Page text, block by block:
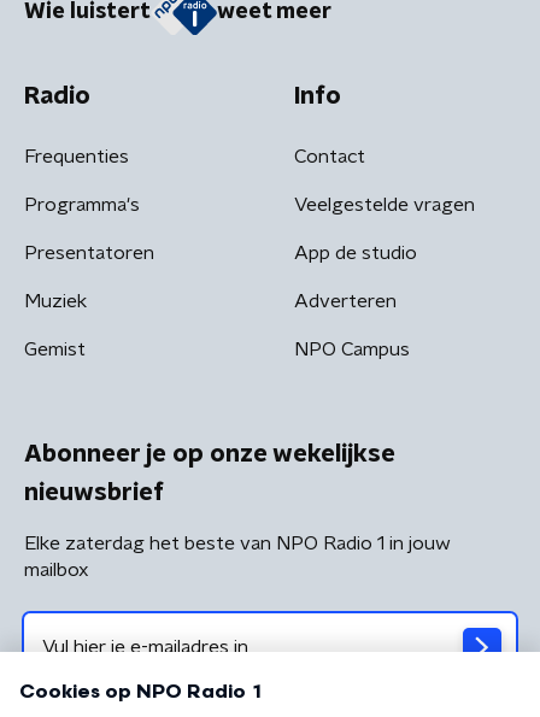
Wie luistert weet meer
Radio
Frequenties
Programma's
Presentatoren
Muziek
Gemist
Info
Contact
Veelgestelde vragen
App de studio
Adverteren
NPO Campus
Abonneer je op onze wekelijkse
nieuwsbrief
Elke zaterdag het beste van NPO Radio 1 in jouw
mailbox